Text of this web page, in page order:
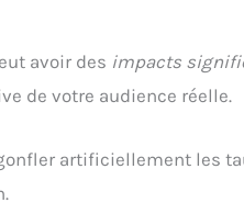
avoir des impacts
de votre audience réelle.
artificiellement les